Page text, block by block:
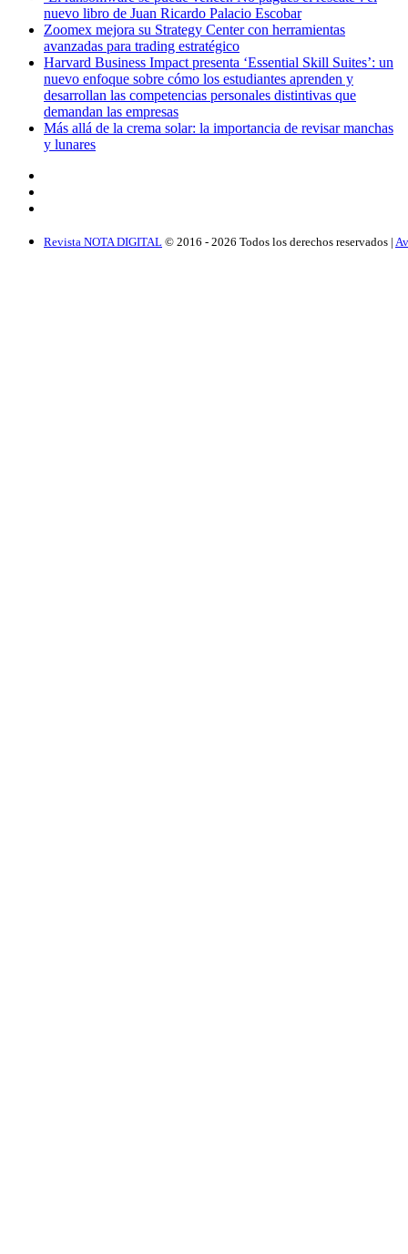
nuevo libro de Juan Ricardo Palacio Escobar
Zoomex mejora su Strategy Center con herramientas
avanzadas para trading estratégico
Harvard Business Impact presenta ‘Essential Skill Suites’: un
nuevo enfoque sobre cómo los estudiantes aprenden y
desarrollan las competencias personales distintivas que
demandan las empresas
Más allá de la crema solar: la importancia de revisar manchas
y lunares
Revista NOTA DIGITAL © 2016 - 2026 Todos los derechos reservados |